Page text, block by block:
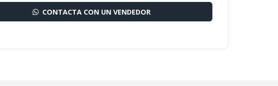
CONTACTA CON UN VENDEDOR